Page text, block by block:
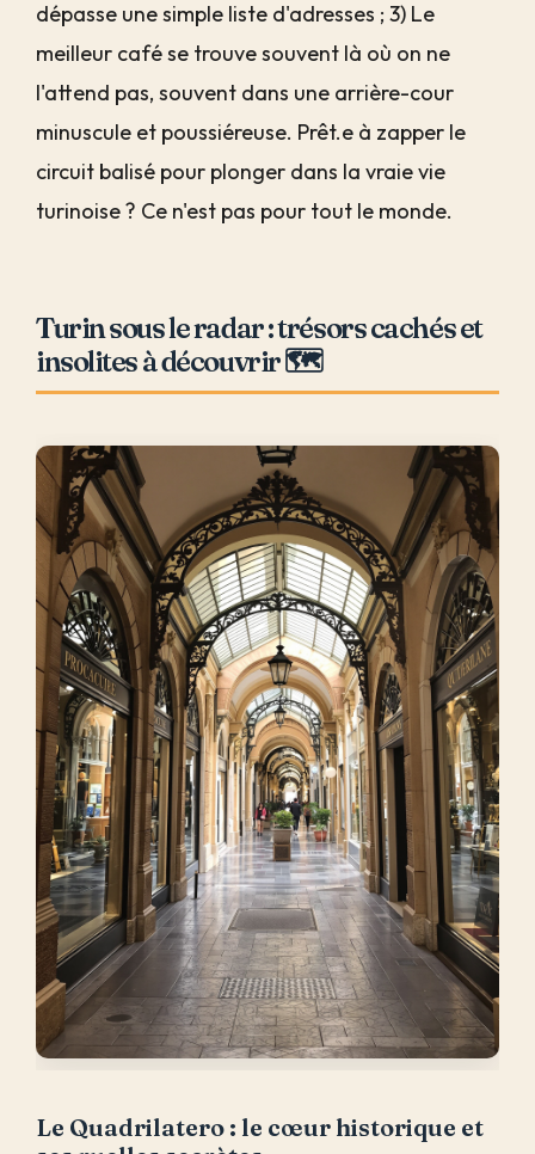
dépasse une simple liste d'adresses ; 3) Le
meilleur café se trouve souvent là où on ne
l'attend pas, souvent dans une arrière-cour
minuscule et poussiéreuse. Prêt.e à zapper le
circuit balisé pour plonger dans la vraie vie
turinoise ? Ce n'est pas pour tout le monde.
Turin sous le radar : trésors cachés et
insolites à découvrir 🗺️
Le Quadrilatero : le cœur historique et